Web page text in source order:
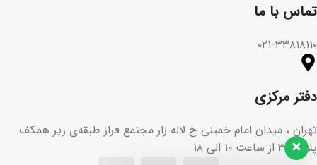
تماس با ما​
۰۲۱-۳۳۸۱۸۱۱۰
دفتر مرکزی
تهران ، میدان امام خمینی خ لاله زار مجتمع فراز طبقه‌ی زیر همکف
پلاک ۳۶ از ساعت ۱۰ الی ۱۸